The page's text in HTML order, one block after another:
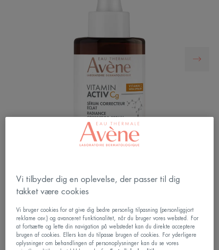
Dette serum øger hudens glød, udglatter rynker og
reducerer forekomsten af mørke pletter takket være
+ niacinamid].
VITAMIN Cg, kendt for sin antioxidanteffekt, i
Vi tilbyder dig en oplevelse, der passer til dig
takket være cookies
Vi bruger cookies for at give dig bedre personlig tilpasning (personliggjort
reklame osv.) og avanceret funktionalitet, når du bruger vores websted. For
at fortsætte og lette din navigation på webstedet kan du direkte acceptere
brugen af cookies. Ellers kan du tilpasse brugen af cookies. For yderligere
oplysninger om behandlingen af personoplysninger kan du se vores